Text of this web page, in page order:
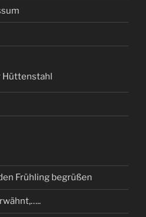
Hüttenstahl
Frühling begrüßen